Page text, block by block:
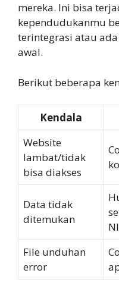
mereka. Ini bisa
kependudukanmu
terintegrasi atau
awal.
Berikut beberapa
Kendala
Website
lambat/tidak
bisa diakses
Data tidak
ditemukan
File unduhan
error